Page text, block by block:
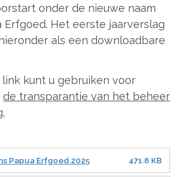
onder de nieuwe naam
Erfgoed. Het eerste jaarverslag
als een downloadbare
kunt u gebruiken voor
de transparantie van het beheer
Papua Erfgoed 2025 471.8 KB